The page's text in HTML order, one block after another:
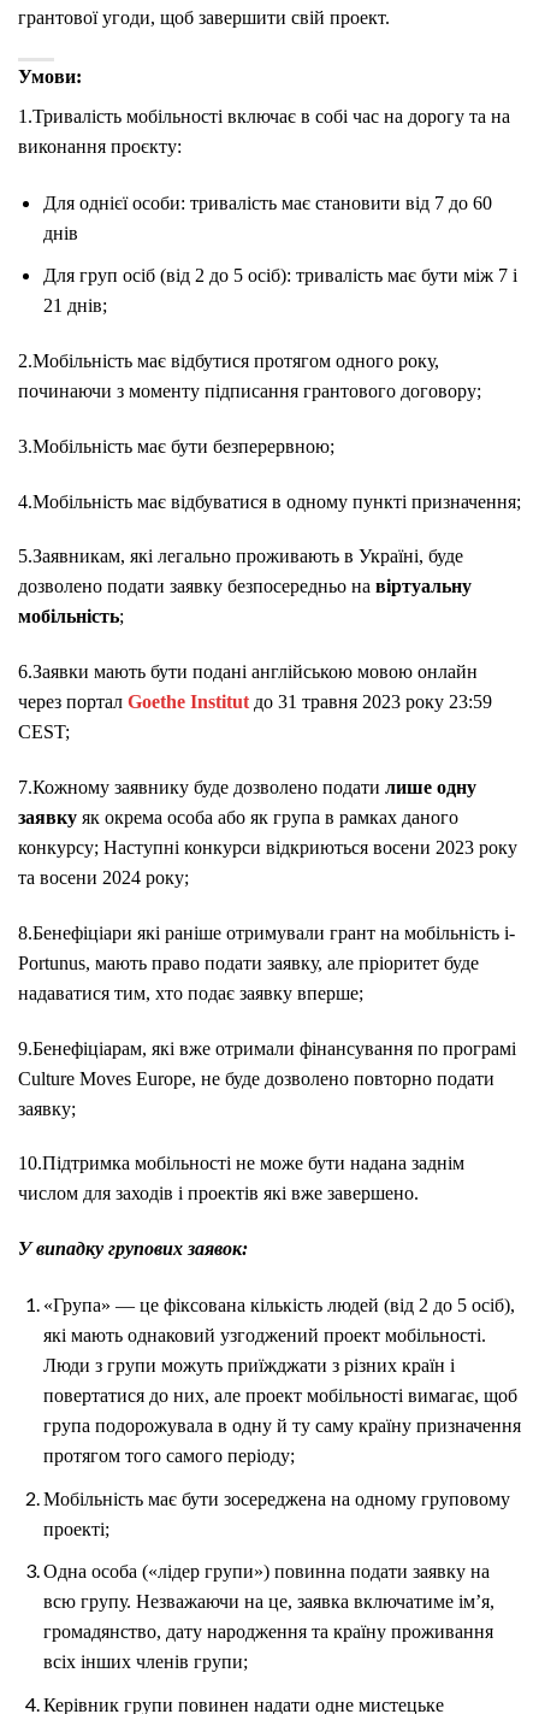
грантової угоди, щоб завершити свій проект.
Умови:
1.Тривалість мобільності включає в собі час на дорогу та на
виконання проєкту:
Для однієї особи: тривалість має становити від 7 до 60
днів
Для груп осіб (від 2 до 5 осіб): тривалість має бути між 7 і
21 днів;
2.Мобільність має відбутися протягом одного року,
починаючи з моменту підписання грантового договору;
3.Мобільність має бути безперервною;
4.Мобільність має відбуватися в одному пункті призначення;
5.Заявникам, які легально проживають в Україні, буде
дозволено подати заявку безпосередньо на віртуальну
мобільність;
6.Заявки мають бути подані англійською мовою онлайн
через портал Goethe Institut до 31 травня 2023 року 23:59
CEST;
7.Кожному заявнику буде дозволено подати лише одну
заявку як окрема особа або як група в рамках даного
конкурсу; Наступні конкурси відкриються восени 2023 року
та восени 2024 року;
8.Бенефіціари які раніше отримували грант на мобільність i-
Portunus, мають право подати заявку, але пріоритет буде
надаватися тим, хто подає заявку вперше;
9.Бенефіціарам, які вже отримали фінансування по програмі
Culture Moves Europe, не буде дозволено повторно подати
заявку;
10.Підтримка мобільності не може бути надана заднім
числом для заходів і проектів які вже завершено.
У випадку групових заявок:
«Група» — це фіксована кількість людей (від 2 до 5 осіб),
які мають однаковий узгоджений проект мобільності.
Люди з групи можуть приїжджати з різних країн і
повертатися до них, але проект мобільності вимагає, щоб
група подорожувала в одну й ту саму країну призначення
протягом того самого періоду;
Мобільність має бути зосереджена на одному груповому
проекті;
Одна особа («лідер групи») повинна подати заявку на
всю групу. Незважаючи на це, заявка включатиме ім’я,
громадянство, дату народження та країну проживання
всіх інших членів групи;
Керівник групи повинен надати одне мистецьке